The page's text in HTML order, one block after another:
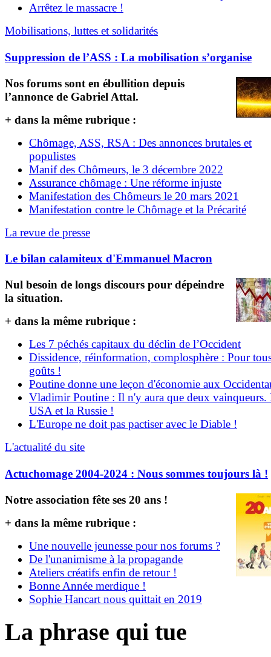
Arrêtez le massacre !
Mobilisations, luttes et solidarités
Suppression de l’ASS : La mobilisation s’organise
Nos forums sont en ébullition depuis
l’annonce de Gabriel Attal.
+ dans la même rubrique :
Chômage, ASS, RSA : Des annonces brutales et
populistes
Manif des Chômeurs, le 3 décembre 2022
Assurance chômage : Une réforme injuste
Manifestation des Chômeurs le 20 mars 2021
Manifestation contre le Chômage et la Précarité
La revue de presse
Le bilan calamiteux d'Emmanuel Macron
Nul besoin de longs discours pour dépeindre
la situation.
+ dans la même rubrique :
Les 7 péchés capitaux du déclin de l’Occident
Dissidence, réinformation, complosphère : Pour
goûts !
Poutine donne une leçon d'économie aux
Vladimir Poutine : Il n'y aura que deux vainqueurs.
USA et la Russie !
L'Europe ne doit pas pactiser avec le Diable !
L'actualité du site
Actuchomage 2004-2024 : Nous sommes toujours là !
Notre association fête ses 20 ans !
+ dans la même rubrique :
Une nouvelle jeunesse pour nos forums ?
De l'unanimisme à la propagande
Ateliers créatifs enfin de retour !
Bonne Année merdique !
Sophie Hancart nous quittait en 2019
La phrase qui tue